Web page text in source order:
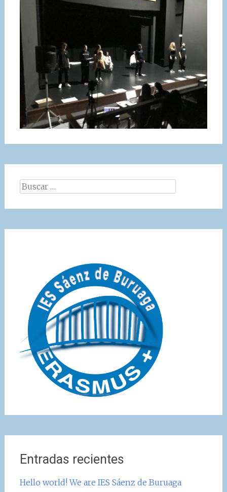
Buscar:
Entradas recientes
Hello world! We are IES Sáenz de Buruaga